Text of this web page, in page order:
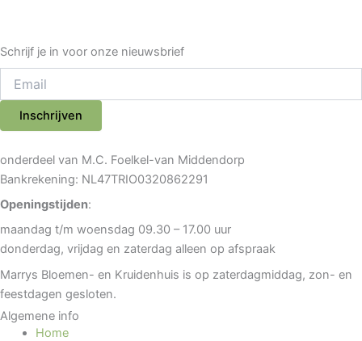
Schrijf je in voor onze nieuwsbrief
Inschrijven
onderdeel van M.C. Foelkel-van Middendorp
Bankrekening: NL47TRIO0320862291
Openingstijden:
maandag t/m woensdag 09.30 – 17.00 uur
donderdag, vrijdag en zaterdag alleen op afspraak
Marrys Bloemen- en Kruidenhuis is op zaterdagmiddag, zon- en
feestdagen gesloten.
Algemene info
Home